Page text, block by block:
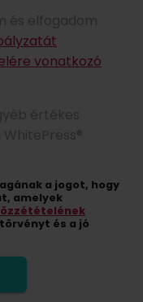
és elfogadom
vonatkozó
értékes
a jogot, hogy
amelyek
és a jó